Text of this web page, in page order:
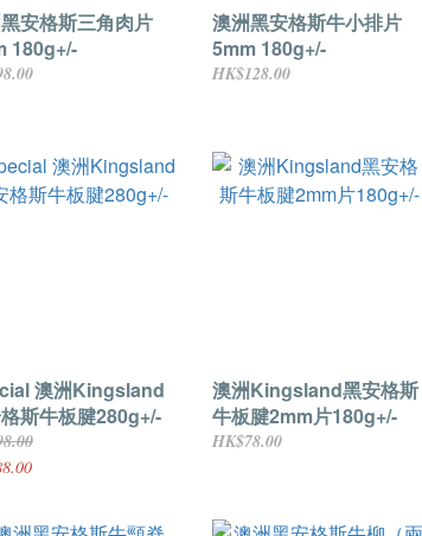
安格斯三角肉片
180g+/-
澳洲黑安格斯牛小排片
5mm 180g+/-
HK$128.00
澳洲Kingsland
斯牛板腱280g+/-
澳洲Kingsland黑安格斯
牛板腱2mm片180g+/-
HK$78.00